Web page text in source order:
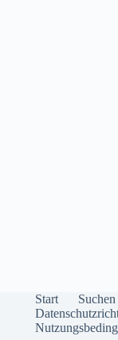
Start Suchen